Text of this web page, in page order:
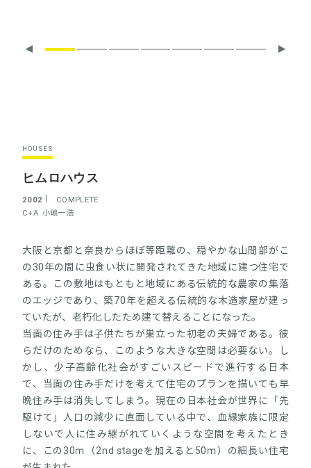
HOUSES
ヒムロハウス
2002
COMPLETE
C+A 小嶋一浩
大阪と京都と奈良からほぼ等距離の、穏やかな山間部がこ
の30年の間に虫食い状に開発されてきた地域に建つ住宅で
ある。この敷地はもともと地域にある伝統的な農家の集落
のエッジであり、築70年を超える伝統的な木造家屋が建っ
ていたが、老朽化したため建て替えることになった。
当面の住み手は子供たちが巣立った初老の夫婦である。彼
らだけのためなら、このような大きな空間は必要ない。し
かし、少子高齢化社会がすごいスピードで進行する日本
で、当面の住み手だけを考えて住宅のプランを描いても早
晩住み手は消失してしまう。現在の日本社会が世界に「先
駆けて」人口の減少に直面している中で、血縁家族に限定
しないで人に住み継がれていくような空間を考えたとき
に、この30ｍ（2nd stageを加えると50ｍ）の細長い住宅